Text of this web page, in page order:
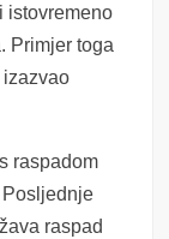
istovremeno
Primjer toga
izazvao
raspadom
Posljednje
raspad